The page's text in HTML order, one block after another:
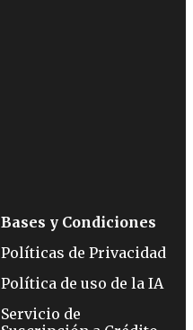
Bases y Condiciones
Políticas de Privacidad
Política de uso de la IA
Servicio de